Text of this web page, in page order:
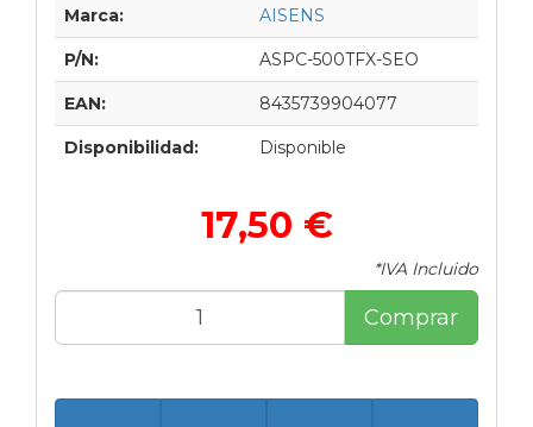
Marca: AISENS
P/N: ASPC-500TFX-SEO
EAN: 8435739904077
Disponibilidad: Disponible
17,50 €
*IVA Incluido
Comprar